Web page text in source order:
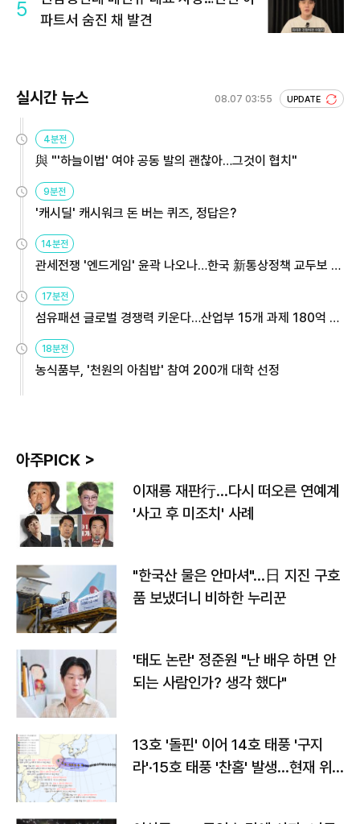
5
파트서 숨진 채 발견
실시간 뉴스 08.07 03:55 UPDATE
4분전
與 "'하늘이법' 여야 공동 발의 괜찮아…그것이 협치"
9분전
'캐시딜' 캐시워크 돈 버는 퀴즈, 정답은?
14분전
관세전쟁 '엔드게임' 윤곽 나오나…한국 新통상정책 교두보 활
용해야
17분전
섬유패션 글로벌 경쟁력 키운다…산업부 15개 과제 180억 지
원
18분전
농식품부, '천원의 아침밥' 참여 200개 대학 선정
아주PICK >
이재룡 재판行…다시 떠오른 연예계
'사고 후 미조치' 사례
"한국산 물은 안마셔"…日 지진 구호
품 보냈더니 비하한 누리꾼
'태도 논란' 정준원 "난 배우 하면 안
되는 사람인가? 생각 했다"
13호 '돌핀' 이어 14호 태풍 '구지
라'·15호 태풍 '찬홈' 발생…현재 위